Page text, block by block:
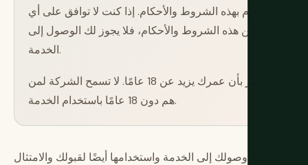
الالتزام بهذه الشروط والأحكام. إذا كنت لا توافق على أي
جزء من هذه الشروط والأحكام، فلا يجوز لك الوصول إلى
الخدمة.
أنت تقر بأن عمرك يزيد عن 18 عامًا. لا تسمح الشركة لمن
هم دون 18 عامًا باستخدام الخدمة.
يخضع وصولك إلى الخدمة واستخدامها أيضًا لقبولك والامتثال